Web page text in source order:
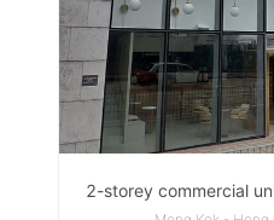
2-storey commercial